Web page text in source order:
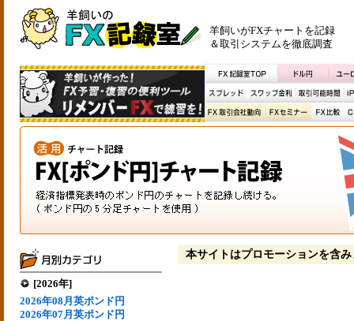
羊飼いがFXチャートを記録
＆取引システムを徹底調査
[2026年]
2026年08月英ポンド円
2026年07月英ポンド円
本サイトはプロモーションを含み